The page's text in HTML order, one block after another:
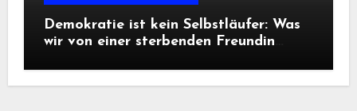
Demokratie ist kein Selbstläufer: Was
wir von einer sterbenden Freundin